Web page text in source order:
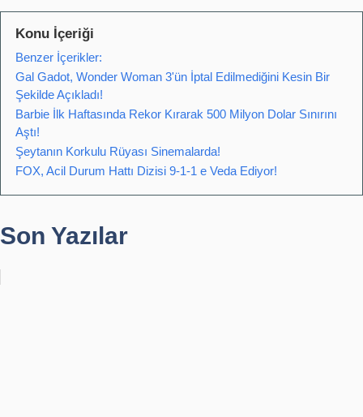
Konu İçeriği
Benzer İçerikler:
Gal Gadot, Wonder Woman 3'ün İptal Edilmediğini Kesin Bir
Şekilde Açıkladı!
Barbie İlk Haftasında Rekor Kırarak 500 Milyon Dolar Sınırını
Aştı!
Şeytanın Korkulu Rüyası Sinemalarda!
FOX, Acil Durum Hattı Dizisi 9-1-1 e Veda Ediyor!
Son Yazılar